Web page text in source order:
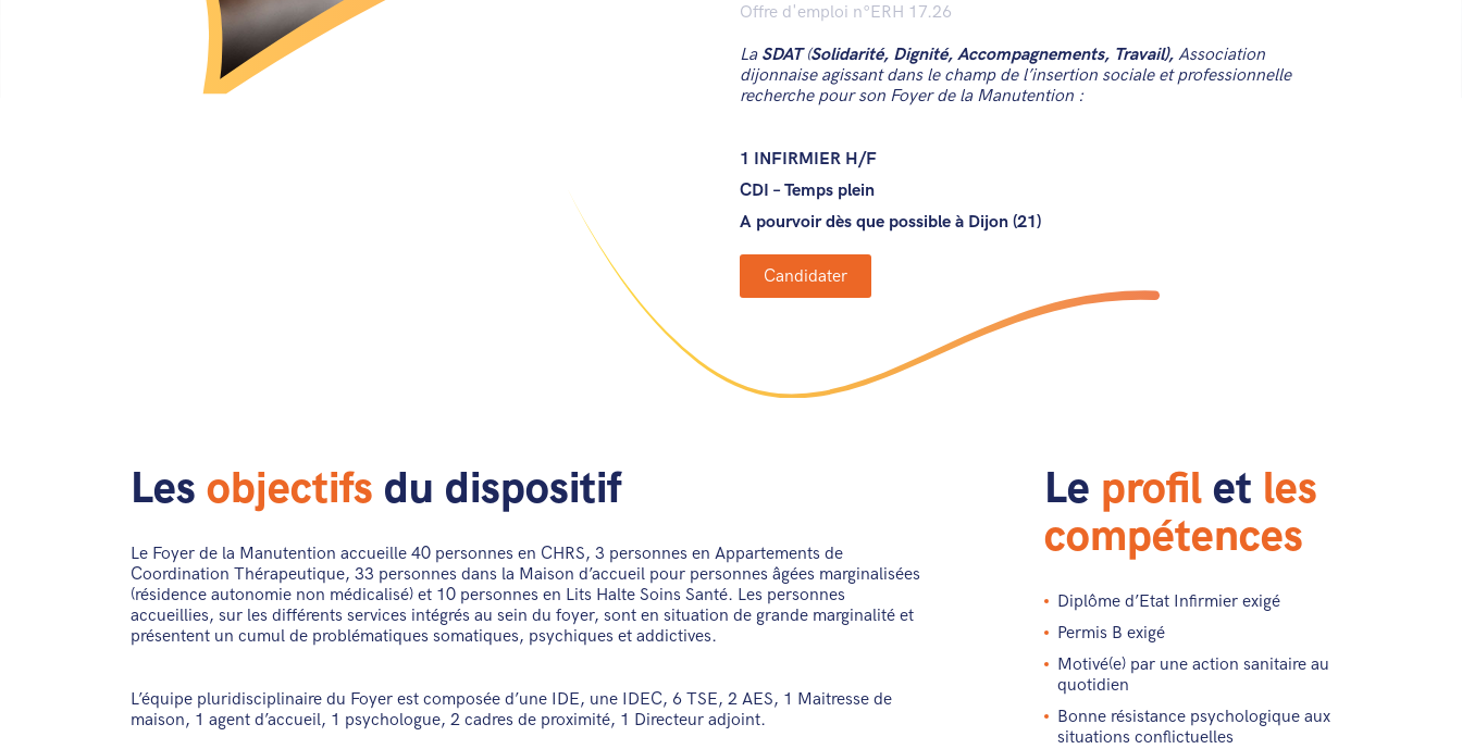
Offre d'emploi n°ERH 17.26
La SDAT(Solidarité, Dignité, Accompagnements, Travail), Association
dijonnaise agissant dans le champ de l’insertion sociale et professionnelle
recherche pour son Foyer de la Manutention :
1 INFIRMIER H/F
CDI – Temps plein
A pourvoir dès que possible à Dijon (21)
Candidater
Les objectifs du dispositif
Le Foyer de la Manutention accueille 40 personnes en CHRS, 3 personnes en Appartements de
Coordination Thérapeutique, 33 personnes dans la Maison d’accueil pour personnes âgées marginalisées
(résidence autonomie non médicalisé) et 10 personnes en Lits Halte Soins Santé. Les personnes
accueillies, sur les différents services intégrés au sein du foyer, sont en situation de grande marginalité et
présentent un cumul de problématiques somatiques, psychiques et addictives.
L’équipe pluridisciplinaire du Foyer est composée d’une IDE, une IDEC, 6 TSE, 2 AES, 1 Maitresse de
maison, 1 agent d’accueil, 1 psychologue, 2 cadres de proximité, 1 Directeur adjoint.
Le profilet les
compétences
Diplôme d’Etat Infirmier exigé
Permis B exigé
Motivé(e) par une action sanitaire au
quotidien
Bonne résistance psychologique aux
situations conflictuelles